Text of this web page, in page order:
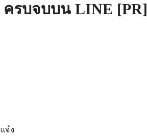
ครบจบบน LINE [PR]
จ้ง